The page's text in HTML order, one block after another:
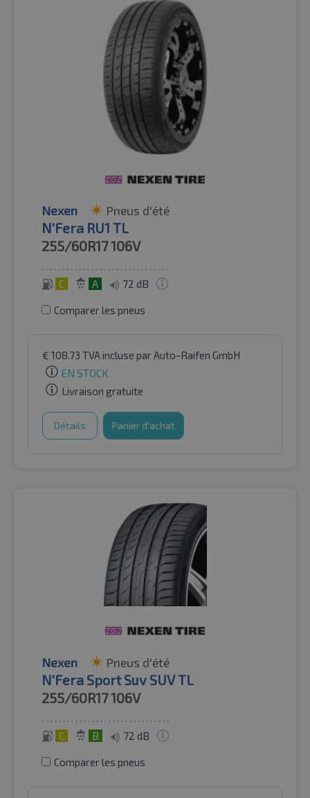
Nexen Pneus d'été
N'Fera RU1 TL
255/60R17106V
C A 72 dB
Comparer les pneus
€ 108.73 TVA incluse par Auto-Raifen GmbH
EN STOCK
Livraison gratuite
Détails Panier d'achat
Nexen Pneus d'été
N'Fera Sport Suv SUV TL
255/60R17106V
C B 72 dB
Comparer les pneus